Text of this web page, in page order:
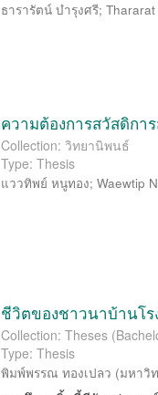
ธารารัตน์ บำรุงศรี;
ความต้องการสวัสดิกา
Collection: วิทยานิพนธ์
Type: Thesis
แววทิพย์ หนูทอง;Waewtip
ชีวิตของชาวนาบ้านโร
Collection: Theses
Type: Thesis
พิมพ์พรรณ ทองเปลว (มหาวิ